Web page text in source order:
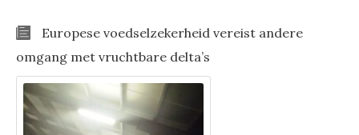
Europese voedselzekerheid vereist andere
omgang met vruchtbare delta’s